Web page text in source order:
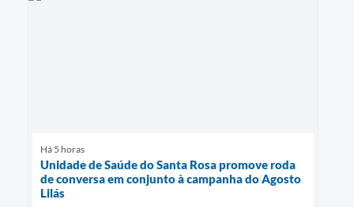
Há 5 horas
Unidade de Saúde do Santa Rosa promove roda
de conversa em conjunto à campanha do Agosto
Lilás